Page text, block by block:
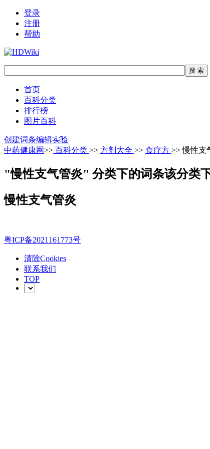
登录
注册
帮助
首页
百科分类
排行榜
图片百科
创建词条编辑实验
中药健康网>> 百科分类 >> 方剂大全 >> 食疗方 >> 慢性支
"慢性支气管炎" 分类下的词条该分类
慢性支气管炎
粤ICP备2021161773号
清除Cookies
联系我们
TOP